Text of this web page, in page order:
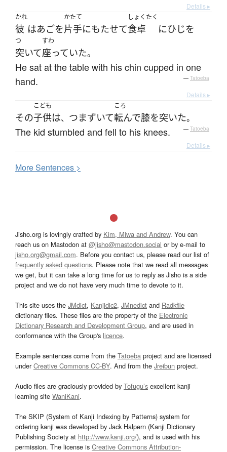
Details ▸
かれ
彼 はあごを
かたて
片手にもたせて
しょくたく
食卓 にひじを
つ
突いて
すわ
座っていた。
He sat at the table with his chin cupped in one
hand.
— Tatoeba
Details ▸
その
こども
子供は、 つまずいて
ころ
転んで膝を突いた。
The kid stumbled and fell to his knees. — Tatoeba
Details ▸
MoreSentences >
Jisho.org is lovingly crafted by Kim, Miwa and Andrew. You can
reach us on Mastodon at @jisho@mastodon.social or by e-mail to
jisho.org@gmail.com. Before you contact us, please read our list of
frequently asked questions. Please note that we read all messages
we get, but it can take a long time for us to reply as Jisho is a side
project and we do not have very much time to devote to it.
This site uses the JMdict, Kanjidic2, JMnedict and Radkfile
dictionary files. These files are the property of the Electronic
Dictionary Research and Development Group, and are used in
conformance with the Group's licence.
Example sentences come from the Tatoeba project and are licensed
underCreative Commons CC-BY. And from the Jreibun project.
Audio files are graciously provided by Tofugu’s excellent kanji
learning site WaniKani.
The SKIP (System of Kanji Indexing by Patterns) system for
ordering kanji was developed by Jack Halpern (Kanji Dictionary
Publishing Society at http://www.kanji.org/), and is used with his
permission. The license is Creative Commons Attribution-